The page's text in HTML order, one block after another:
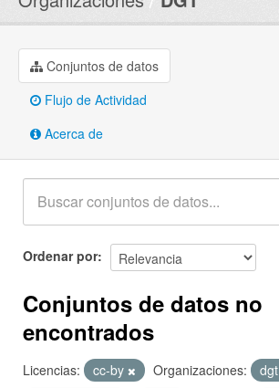
Conjuntos de datos
Flujo de Actividad
Acerca de
Ordenar por
Conjuntos de datos no
encontrados
Licencias: cc-by Organizaciones: dgt